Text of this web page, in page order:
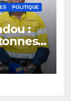
POLITIQUE
: